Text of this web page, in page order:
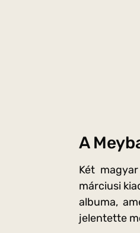
A
Két
márciusi
albuma,
jelentette